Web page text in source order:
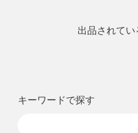
出品されてい
キーワードで探す